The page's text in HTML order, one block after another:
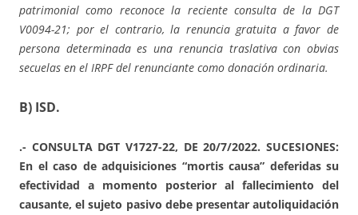
patrimonial como reconoce la reciente consulta de la DGT
V0094-21; por el contrario, la renuncia gratuita a favor de
persona determinada es una renuncia traslativa con obvias
secuelas en el IRPF del renunciante como donación ordinaria.
B) ISD.
.- CONSULTA DGT V1727-22, DE 20/7/2022. SUCESIONES:
En el caso de adquisiciones “mortis causa” deferidas su
efectividad a momento posterior al fallecimiento del
causante, el sujeto pasivo debe presentar autoliquidación